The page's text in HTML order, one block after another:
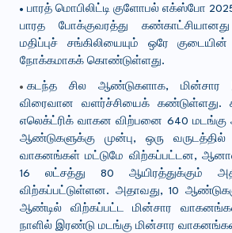
பாரத் மொபிலிட்டி குளோபல் எக்ஸ்போ
பாரத போக்குவரத்து
மதிப்புச் சங்கிலியையும் ஒரே
நோக்கமாகக் கொண்டுள்ளது.
கடந்த சில ஆண்டுகளாக, மின்சார
விரைவான வளர்ச்சியைக் கண்டுள்ளது.
எலெக்ட்ரிக் வாகன விற்பனை 640 மடங்கு
ஆண்டுகளுக்கு முன்பு, ஒரு வருடத்தில்
வாகனங்கள் மட்டுமே விற்கப்பட்டன,
16 லட்சத்து 80 ஆயிரத்துக்கும்
விற்கப்பட்டுள்ளன. அதாவது, 10
ஆண்டில் விற்கப்பட்ட மின்சார
நாளில் இரண்டு மடங்கு மின்சார